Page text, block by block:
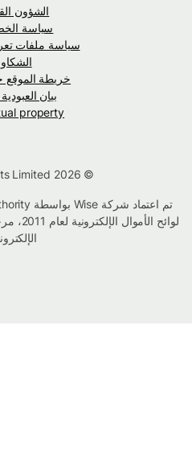
الشؤون
سياسة
سياسة ملفات
الشكاوى
خريطة الموقع
بيان العبودية
property
لوائح الأموال الإلكترونية لعام 2011، مرجع الشركة
الإلكتروني.